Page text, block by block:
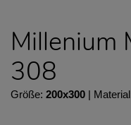
Millenium
308
Größe: 200x300 |